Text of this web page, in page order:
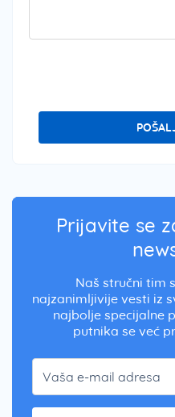
Prijavite se
Naš stručni tim
najzanimljivije vesti iz
najbolje specijalne
putnika se već